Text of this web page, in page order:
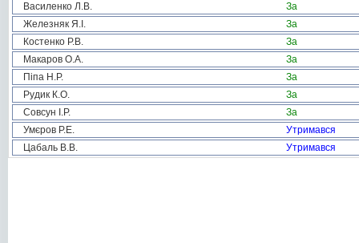
Василенко Л.В.
За
Железняк Я.І.
За
Костенко Р.В.
За
Макаров О.А.
За
Піпа Н.Р.
За
Рудик К.О.
За
Совсун І.Р.
За
Умєров Р.Е.
Утримався
Цабаль В.В.
Утримався